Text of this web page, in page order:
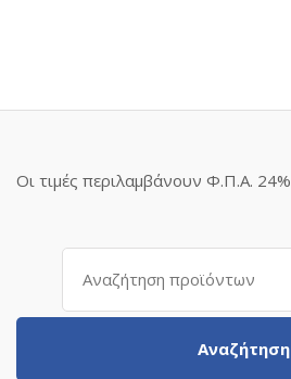
Οι τιμές περιλαμβάνουν Φ.Π.Α. 24%
Αναζήτηση
Αναζήτηση